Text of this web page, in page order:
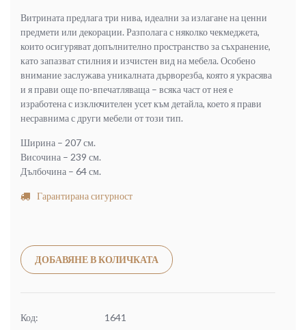
Витрината предлага три нива, идеални за излагане на ценни
предмети или декорации. Разполага с няколко чекмеджета,
които осигуряват допълнително пространство за съхранение,
като запазват стилния и изчистен вид на мебела. Особено
внимание заслужава уникалната дърворезба, която я украсява
и я прави още по-впечатляваща – всяка част от нея е
изработена с изключителен усет към детайла, което я прави
несравнима с други мебели от този тип.
Ширина – 207 см.
Височина – 239 см.
Дълбочина – 64 см.
Гарантирана сигурност
ДОБАВЯНЕ В КОЛИЧКАТА
Код: 1641